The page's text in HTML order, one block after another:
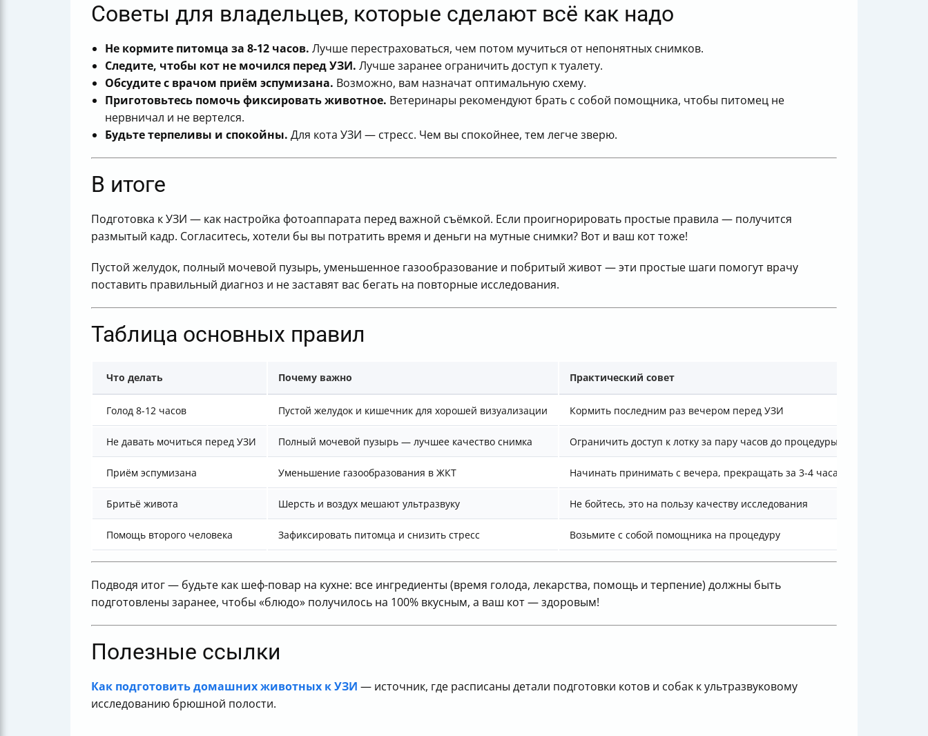
Советы для владельцев, которые сделают всё как надо
Не кормите питомца за 8-12 часов. Лучше перестраховаться, чем потом мучиться от непонятных снимков.
Следите, чтобы кот не мочился перед УЗИ. Лучше заранее ограничить доступ к туалету.
Обсудите с врачом приём эспумизана. Возможно, вам назначат оптимальную схему.
Приготовьтесь помочь фиксировать животное. Ветеринары рекомендуют брать с собой помощника, чтобы питомец не
нервничал и не вертелся.
Будьте терпеливы и спокойны. Для кота УЗИ — стресс. Чем вы спокойнее, тем легче зверю.
В итоге
Подготовка к УЗИ — как настройка фотоаппарата перед важной съёмкой. Если проигнорировать простые правила — получится
размытый кадр. Согласитесь, хотели бы вы потратить время и деньги на мутные снимки? Вот и ваш кот тоже!
Пустой желудок, полный мочевой пузырь, уменьшенное газообразование и побритый живот — эти простые шаги помогут врачу
поставить правильный диагноз и не заставят вас бегать на повторные исследования.
Таблица основных правил
Что делать Почему важно Практический совет
Голод 8-12 часов Пустой желудок и кишечник для хорошей визуализации Кормить последним раз вечером перед УЗИ
Не давать мочиться перед УЗИ Полный мочевой пузырь — лучшее качество снимка Ограничить доступ к лотку за пару часов до процедуры
Приём эспумизана Уменьшение газообразования в ЖКТ Начинать принимать с вечера, прекращать за 3-4 часа до УЗИ
Бритьё живота Шерсть и воздух мешают ультразвуку Не бойтесь, это на пользу качеству исследования
Помощь второго человека Зафиксировать питомца и снизить стресс Возьмите с собой помощника на процедуру
Подводя итог — будьте как шеф-повар на кухне: все ингредиенты (время голода, лекарства, помощь и терпение) должны быть
подготовлены заранее, чтобы «блюдо» получилось на 100% вкусным, а ваш кот — здоровым!
Полезные ссылки
Как подготовить домашних животных к УЗИ — источник, где расписаны детали подготовки котов и собак к ультразвуковому
исследованию брюшной полости.